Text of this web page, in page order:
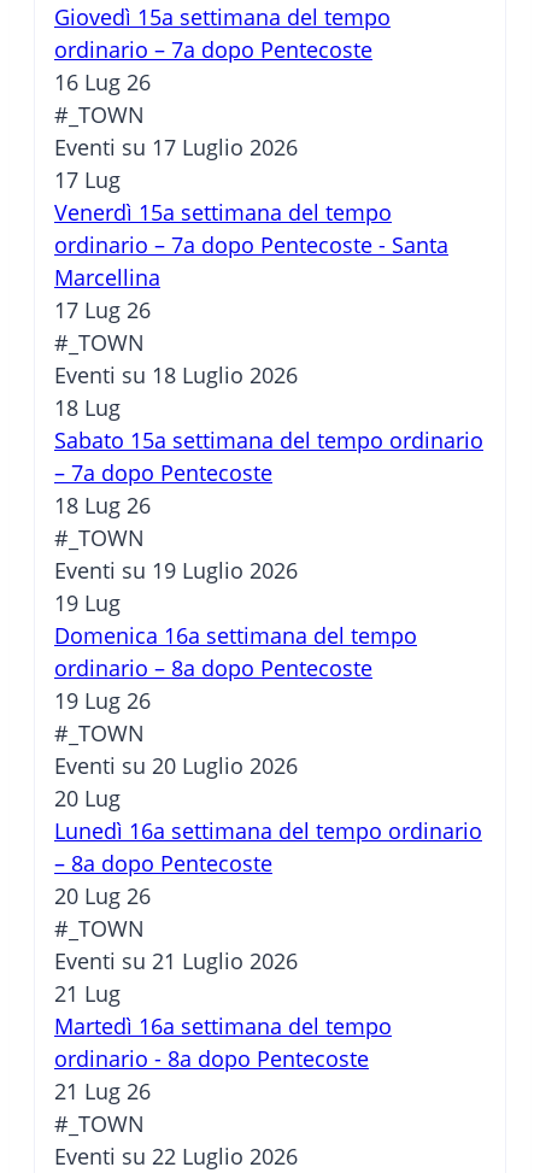
Giovedì 15a settimana del tempo
ordinario – 7a dopo Pentecoste
16 Lug 26
#_TOWN
Eventi su 17 Luglio 2026
17 Lug
Venerdì 15a settimana del tempo
ordinario – 7a dopo Pentecoste - Santa
Marcellina
17 Lug 26
#_TOWN
Eventi su 18 Luglio 2026
18 Lug
Sabato 15a settimana del tempo ordinario
– 7a dopo Pentecoste
18 Lug 26
#_TOWN
Eventi su 19 Luglio 2026
19 Lug
Domenica 16a settimana del tempo
ordinario – 8a dopo Pentecoste
19 Lug 26
#_TOWN
Eventi su 20 Luglio 2026
20 Lug
Lunedì 16a settimana del tempo ordinario
– 8a dopo Pentecoste
20 Lug 26
#_TOWN
Eventi su 21 Luglio 2026
21 Lug
Martedì 16a settimana del tempo
ordinario - 8a dopo Pentecoste
21 Lug 26
#_TOWN
Eventi su 22 Luglio 2026